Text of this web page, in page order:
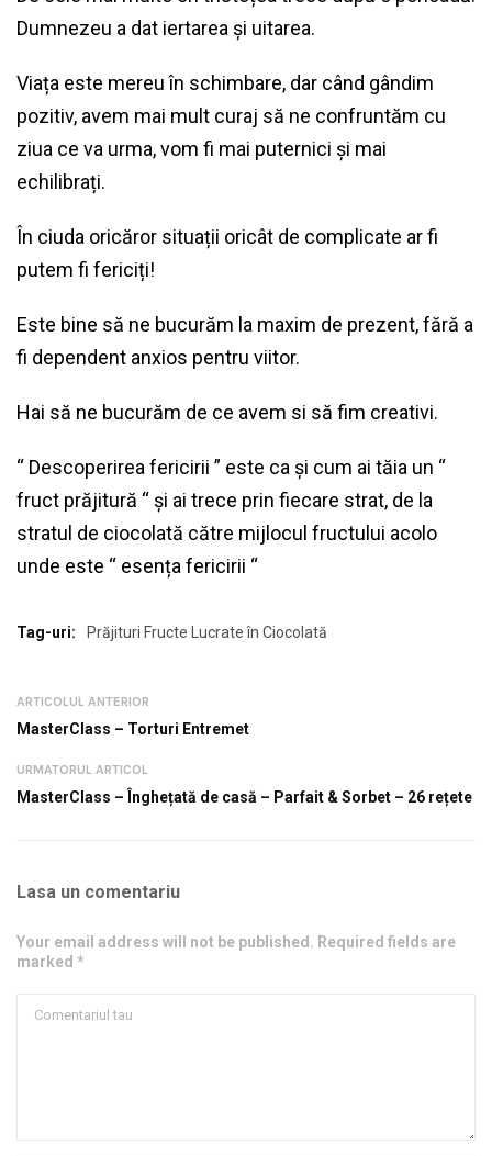
Dumnezeu a dat iertarea și uitarea.
Viața este mereu în schimbare, dar când gândim
pozitiv, avem mai mult curaj să ne confruntăm cu
ziua ce va urma, vom fi mai puternici și mai
echilibrați.
În ciuda oricăror situații oricât de complicate ar fi
putem fi fericiți!
Este bine să ne bucurăm la maxim de prezent, fără a
fi dependent anxios pentru viitor.
Hai să ne bucurăm de ce avem si să fim creativi.
“ Descoperirea fericirii ” este ca și cum ai tăia un “
fruct prăjitură “ și ai trece prin fiecare strat, de la
stratul de ciocolată către mijlocul fructului acolo
unde este “ esența fericirii “
Tag-uri: Prăjituri Fructe Lucrate în Ciocolată
ARTICOLUL ANTERIOR
MasterClass – Torturi Entremet
URMATORUL ARTICOL
MasterClass – Înghețată de casă – Parfait & Sorbet – 26 rețete
Lasa un comentariu
Your email address will not be published. Required fields are
marked *